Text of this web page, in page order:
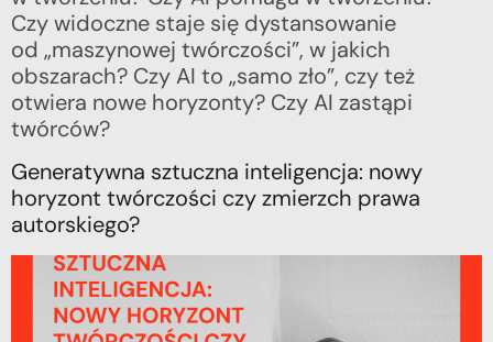
Czy widoczne staje się dystansowanie
od „maszynowej twórczości”, w jakich
obszarach? Czy AI to „samo zło”, czy też
otwiera nowe horyzonty? Czy AI zastąpi
twórców?
Generatywna sztuczna inteligencja: nowy
horyzont twórczości czy zmierzch prawa
autorskiego?